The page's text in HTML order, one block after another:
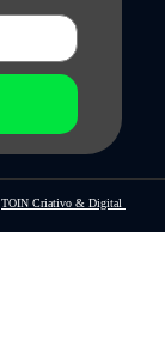
TOIN Criativo & Digital